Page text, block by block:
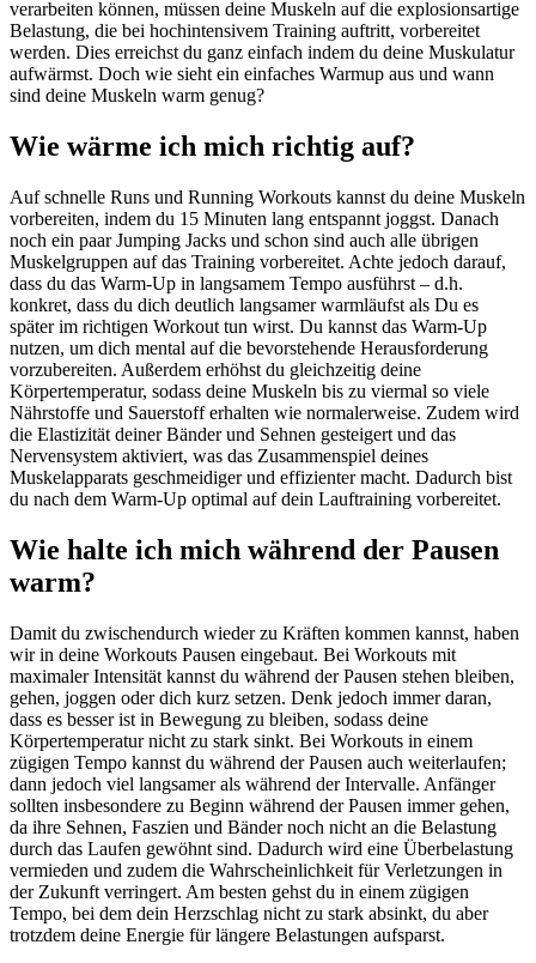
verarbeiten können, müssen deine Muskeln auf die explosionsartige
Belastung, die bei hochintensivem Training auftritt, vorbereitet
werden. Dies erreichst du ganz einfach indem du deine Muskulatur
aufwärmst. Doch wie sieht ein einfaches Warmup aus und wann
sind deine Muskeln warm genug?
Wie wärme ich mich richtig auf?
Auf schnelle Runs und Running Workouts kannst du deine Muskeln
vorbereiten, indem du 15 Minuten lang entspannt joggst. Danach
noch ein paar Jumping Jacks und schon sind auch alle übrigen
Muskelgruppen auf das Training vorbereitet. Achte jedoch darauf,
dass du das Warm-Up in langsamem Tempo ausführst – d.h.
konkret, dass du dich deutlich langsamer warmläufst als Du es
später im richtigen Workout tun wirst. Du kannst das Warm-Up
nutzen, um dich mental auf die bevorstehende Herausforderung
vorzubereiten. Außerdem erhöhst du gleichzeitig deine
Körpertemperatur, sodass deine Muskeln bis zu viermal so viele
Nährstoffe und Sauerstoff erhalten wie normalerweise. Zudem wird
die Elastizität deiner Bänder und Sehnen gesteigert und das
Nervensystem aktiviert, was das Zusammenspiel deines
Muskelapparats geschmeidiger und effizienter macht. Dadurch bist
du nach dem Warm-Up optimal auf dein Lauftraining vorbereitet.
Wie halte ich mich während der Pausen
warm?
Damit du zwischendurch wieder zu Kräften kommen kannst, haben
wir in deine Workouts Pausen eingebaut. Bei Workouts mit
maximaler Intensität kannst du während der Pausen stehen bleiben,
gehen, joggen oder dich kurz setzen. Denk jedoch immer daran,
dass es besser ist in Bewegung zu bleiben, sodass deine
Körpertemperatur nicht zu stark sinkt. Bei Workouts in einem
zügigen Tempo kannst du während der Pausen auch weiterlaufen;
dann jedoch viel langsamer als während der Intervalle. Anfänger
sollten insbesondere zu Beginn während der Pausen immer gehen,
da ihre Sehnen, Faszien und Bänder noch nicht an die Belastung
durch das Laufen gewöhnt sind. Dadurch wird eine Überbelastung
vermieden und zudem die Wahrscheinlichkeit für Verletzungen in
der Zukunft verringert. Am besten gehst du in einem zügigen
Tempo, bei dem dein Herzschlag nicht zu stark absinkt, du aber
trotzdem deine Energie für längere Belastungen aufsparst.